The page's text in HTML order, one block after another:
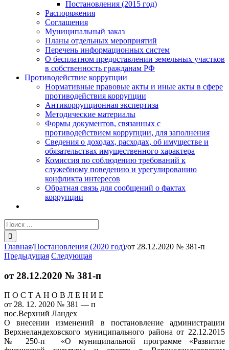
Постановления (2015 год)
Распоряжения
Соглашения
Муниципальный заказ
Планы отдельных мероприятий
Перечень информационных систем
О бесплатном предоставлении земельных участков
в собственность гражданам РФ
Противодействие коррупции
Нормативные правовые акты и иные акты в сфере
противодействия коррупции
Антикоррупционная экспертиза
Методические материалы
Формы документов, связанных с
противодействием коррупции, для заполнения
Сведения о доходах, расходах, об имуществе и
обязательствах имущественного характера
Комиссия по соблюдению требований к
служебному поведению и урегулированию
конфликта интересов
Обратная связь для сообщений о фактах
коррупции
Результат
поиска:
Главная/Постановления (2020 год)/от 28.12.2020 № 381-п
Предыдущая Следующая
от 28.12.2020 № 381-п
П О С Т А Н О В Л Е Н И Е
от 28. 12. 2020 № 381 — п
пос.Верхний Ландех
О внесении изменений в постановление администрации
Верхнеландеховского муниципального района от 22.12.2015
№ 250-п «О муниципальной программе «Развитие